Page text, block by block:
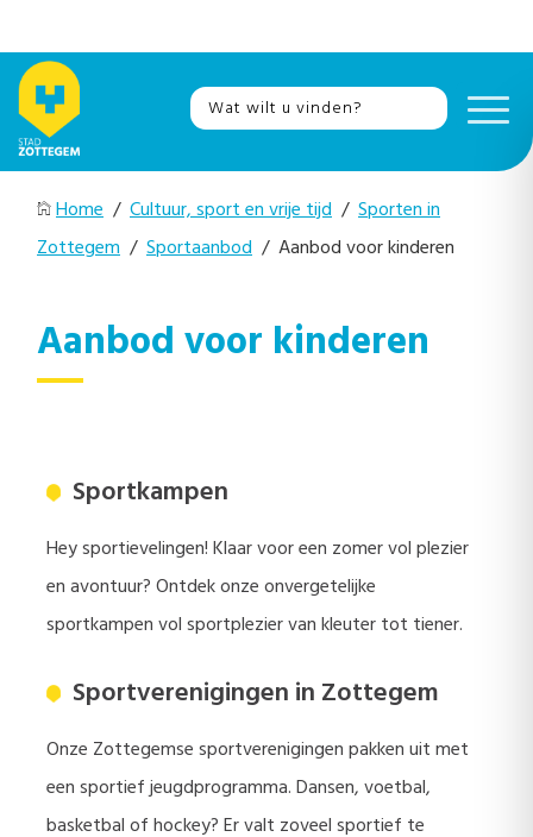
Home / Cultuur, sport en vrije tijd / Sporten in
Zottegem / Sportaanbod / Aanbod voor kinderen
Aanbod voor kinderen
Sportkampen
Hey sportievelingen! Klaar voor een zomer vol plezier
en avontuur? Ontdek onze onvergetelijke
sportkampen vol sportplezier van kleuter tot tiener.
Sportverenigingen in Zottegem
Onze Zottegemse sportverenigingen pakken uit met
een sportief jeugdprogramma. Dansen, voetbal,
basketbal of hockey? Er valt zoveel sportief te